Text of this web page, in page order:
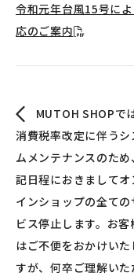
令和元年台風15号に
応のご案内
MUTOH SHOPでは
消費税率改定に伴うシ
ムメンテナンスのため
記日程におきましてオ
インショップの全ての
ビス停止します。お客
はご不便をおかけいた
すが、何卒ご理解いた